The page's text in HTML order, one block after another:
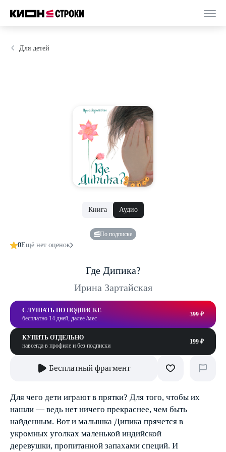
Для детей
Книга Аудио
По подписке
0Ещё нет оценок
Где Дипика?
Ирина Зартайская
СЛУШАТЬ ПО ПОДПИСКЕ
бесплатно 14 дней, далее /мес
399 ₽
КУПИТЬ ОТДЕЛЬНО
навсегда в профиле и без подписки
199 ₽
Бесплатный фрагмент
Для чего дети играют в прятки? Для того, чтобы их
нашли — ведь нет ничего прекраснее, чем быть
найденным. Вот и малышка Дипика прячется в
укромных уголках маленькой индийской
деревушки, пропитанной запахами специй. И